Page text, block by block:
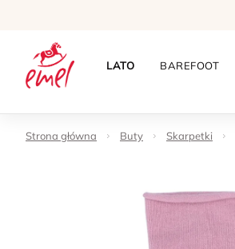
LATO BAREFOOT
Strona główna Buty Skarpetki